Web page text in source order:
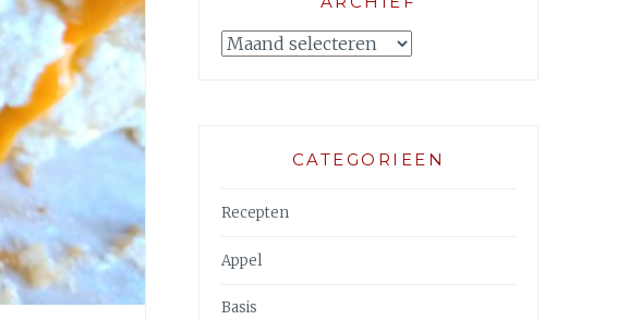
Archief
CATEGORIEEN
Recepten
Appel
Basis